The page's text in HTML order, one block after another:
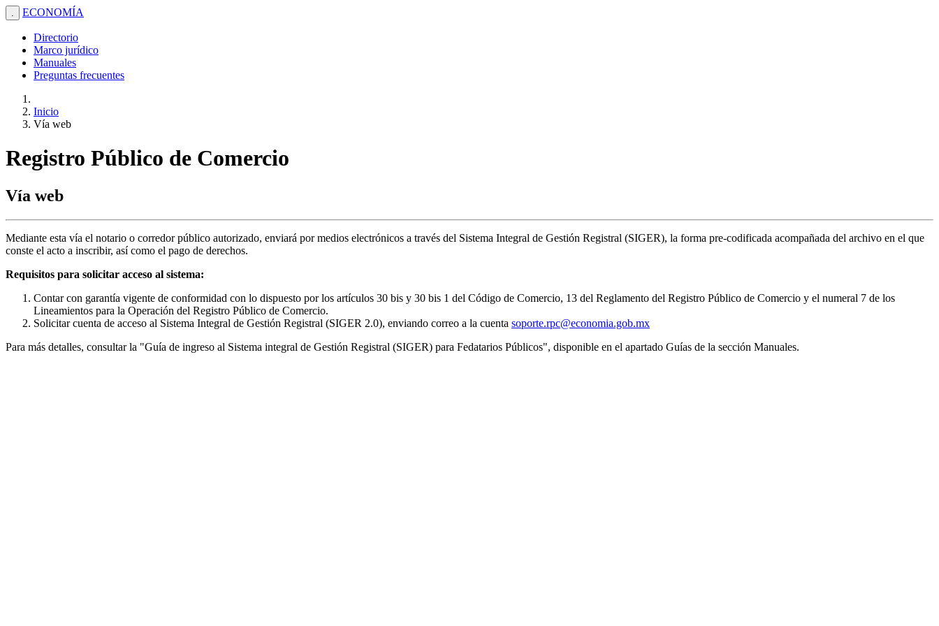
. ECONOMÍA
Directorio
Marco jurídico
Manuales
Preguntas frecuentes
Inicio
Vía web
Registro Público de Comercio
Vía web
Mediante esta vía el notario o corredor público autorizado, enviará por medios electrónicos a través del Sistema Integral de Gestión Registral (SIGER), la forma pre-codificada acompañada del archivo en el que
conste el acto a inscribir, así como el pago de derechos.
Requisitos para solicitar acceso al sistema:
Contar con garantía vigente de conformidad con lo dispuesto por los artículos 30 bis y 30 bis 1 del Código de Comercio, 13 del Reglamento del Registro Público de Comercio y el numeral 7 de los
Lineamientos para la Operación del Registro Público de Comercio.
Solicitar cuenta de acceso al Sistema Integral de Gestión Registral (SIGER 2.0), enviando correo a la cuenta soporte.rpc@economia.gob.mx
Para más detalles, consultar la "Guía de ingreso al Sistema integral de Gestión Registral (SIGER) para Fedatarios Públicos", disponible en el apartado Guías de la sección Manuales.